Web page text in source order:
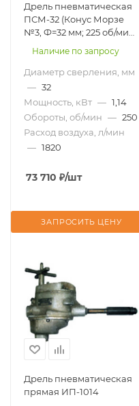
Дрель пневматическая
ПСМ-32 (Конус Морзе
№3, Ф=32 мм; 225 об/мин;
Наличие по запросу
Диаметр сверления, мм
— 32
Мощность, кВт — 1,14
Обороты, об/мин — 250
Расход воздуха, л/мин
— 1820
73 710 ₽/шт
ЗАПРОСИТЬ ЦЕНУ
Дрель пневматическая
прямая ИП-1014